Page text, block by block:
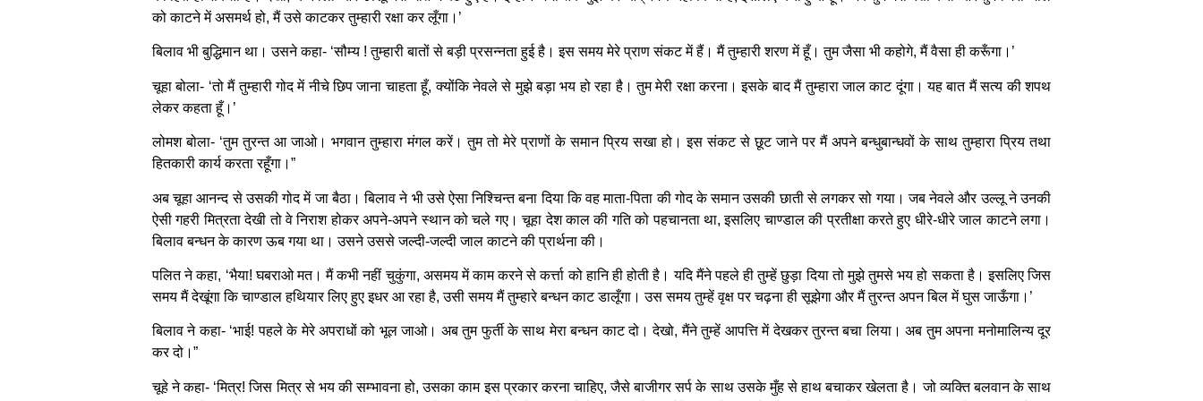
को काटने में असमर्थ हो, मैं उसे काटकर तुम्हारी रक्षा कर लूँगा।’
बिलाव भी बुद्धिमान था। उसने कहा- ‘सौम्य ! तुम्हारी बातों से बड़ी प्रसन्नता हुई है। इस समय मेरे प्राण संकट में हैं। मैं तुम्हारी शरण में हूँ। तुम जैसा भी कहोगे, मैं वैसा ही करूँगा।’
चूहा बोला- ‘तो मैं तुम्हारी गोद में नीचे छिप जाना चाहता हूँ, क्योंकि नेवले से मुझे बड़ा भय हो रहा है। तुम मेरी रक्षा करना। इसके बाद मैं तुम्हारा जाल काट दूंगा। यह बात मैं सत्य की शपथ
लेकर कहता हूँ।’
लोमश बोला- ‘तुम तुरन्त आ जाओ। भगवान तुम्हारा मंगल करें। तुम तो मेरे प्राणों के समान प्रिय सखा हो। इस संकट से छूट जाने पर मैं अपने बन्धुबान्धवों के साथ तुम्हारा प्रिय तथा
हितकारी कार्य करता रहूँगा।”
अब चूहा आनन्द से उसकी गोद में जा बैठा। बिलाव ने भी उसे ऐसा निश्चिन्त बना दिया कि वह माता-पिता की गोद के समान उसकी छाती से लगकर सो गया। जब नेवले और उल्लू ने उनकी
ऐसी गहरी मित्रता देखी तो वे निराश होकर अपने-अपने स्थान को चले गए। चूहा देश काल की गति को पहचानता था, इसलिए चाण्डाल की प्रतीक्षा करते हुए धीरे-धीरे जाल काटने लगा।
बिलाव बन्धन के कारण ऊब गया था। उसने उससे जल्दी-जल्दी जाल काटने की प्रार्थना की।
पलित ने कहा, ‘भैया! घबराओ मत। मैं कभी नहीं चुकुंगा, असमय में काम करने से कर्त्ता को हानि ही होती है। यदि मैंने पहले ही तुम्हें छुड़ा दिया तो मुझे तुमसे भय हो सकता है। इसलिए जिस
समय मैं देखूंगा कि चाण्डाल हथियार लिए हुए इधर आ रहा है, उसी समय मैं तुम्हारे बन्धन काट डालूँगा। उस समय तुम्हें वृक्ष पर चढ़ना ही सूझेगा और मैं तुरन्त अपन बिल में घुस जाऊँगा।’
बिलाव ने कहा- ‘भाई! पहले के मेरे अपराधों को भूल जाओ। अब तुम फुर्ती के साथ मेरा बन्धन काट दो। देखो, मैंने तुम्हें आपत्ति में देखकर तुरन्त बचा लिया। अब तुम अपना मनोमालिन्य दूर
कर दो।”
चूहे ने कहा- ‘मित्र! जिस मित्र से भय की सम्भावना हो, उसका काम इस प्रकार करना चाहिए, जैसे बाजीगर सर्प के साथ उसके मुँह से हाथ बचाकर खेलता है। जो व्यक्ति बलवान के साथ